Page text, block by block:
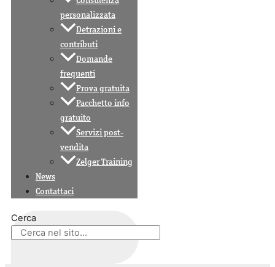
personalizzata
Detrazioni e
contributi
Domande
frequenti
Prova gratuita
Pacchetto info
gratuito
Servizi post-
vendita
Zelger Training
News
Contattaci
Cerca